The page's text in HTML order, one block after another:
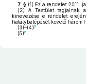
7. § (1) Ez a rendelet 2011.
(2) A Testület tagjainak
kinevezése e rendelet
hatálybalépését követő
(3)–(4)5
(5)6